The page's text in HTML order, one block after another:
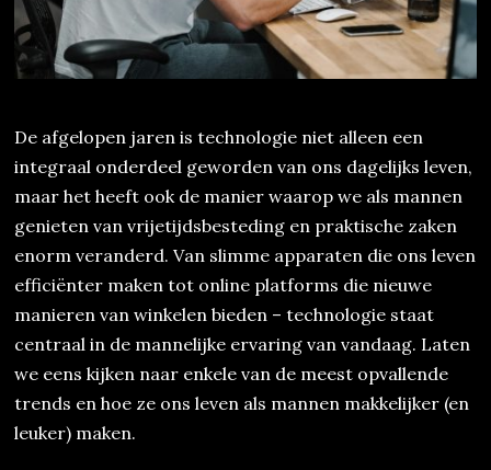
De afgelopen jaren is technologie niet alleen een
integraal onderdeel geworden van ons dagelijks leven,
maar het heeft ook de manier waarop we als mannen
genieten van vrijetijdsbesteding en praktische zaken
enorm veranderd. Van slimme apparaten die ons leven
efficiënter maken tot online platforms die nieuwe
manieren van winkelen bieden – technologie staat
centraal in de mannelijke ervaring van vandaag. Laten
we eens kijken naar enkele van de meest opvallende
trends en hoe ze ons leven als mannen makkelijker (en
leuker) maken.